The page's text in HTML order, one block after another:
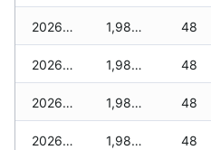
2026-01-04 1,980 zł 48
2026-01-03 1,980 zł 48
2026-01-02 1,980 zł 48
2026-01-01 1,980 zł 48